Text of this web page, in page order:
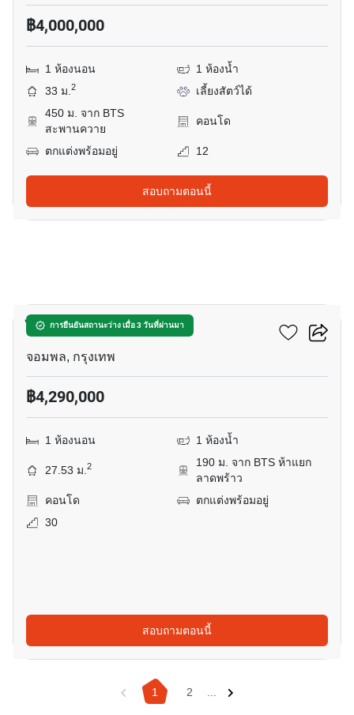
฿4,000,000
1 ห้องนอน
1 ห้องน้ำ
33 ม.2
เลี้ยงสัตว์ได้
450 ม. จาก BTS
สะพานควาย
คอนโด
ตกแต่งพร้อมอยู่ 12
สอบถามตอนนี้
การยืนยันสถานะว่าง เมื่อ 3 วันที่ผ่านมา
ไลฟ์ ลาดพร้าว
จอมพล, กรุงเทพ
฿4,290,000
1 ห้องนอน 1 ห้องน้ำ
27.53 ม.2
190 ม. จาก BTS ห้าแยก
ลาดพร้าว
คอนโด
ตกแต่งพร้อมอยู่
30
สอบถามตอนนี้
1 2 ...